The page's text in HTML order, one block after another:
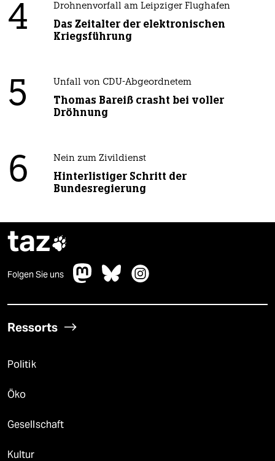
4 Drohnenvorfall am Leipziger Flughafen
Das Zeitalter der elektronischen
Kriegsführung
5 Unfall von CDU-Abgeordnetem
Thomas Bareiß crasht bei voller
Dröhnung
6 Nein zum Zivildienst
Hinterlistiger Schritt der
Bundesregierung
taz
Folgen Sie uns
Ressorts
Politik
Öko
Gesellschaft
Kultur